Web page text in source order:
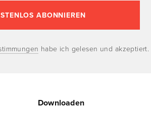
habe ich gelesen und akzeptiert.
Downloaden